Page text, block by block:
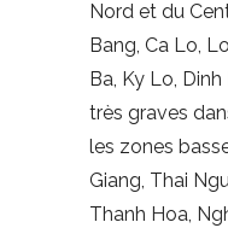
Nord et du
Bang, Ca Lo,
Ba, Ky Lo,
très graves
les zones
Giang, Thai
Thanh Hoa,